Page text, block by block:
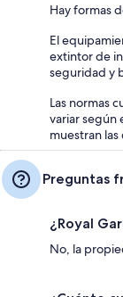
Hay formas
El
extintor de
seguridad y
Las normas
variar según
muestran
Preguntas
¿Royal
No, la